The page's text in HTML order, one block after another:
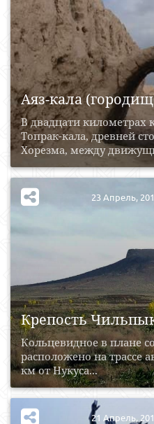
Аяз-кала
В двадцати километрах
Топрак-кала, древней
Хорезма, между
Крепость
Кольцевидное в плане
расположено на трассе
км от Нукуса...
23 Апрель,
21 Апрель,